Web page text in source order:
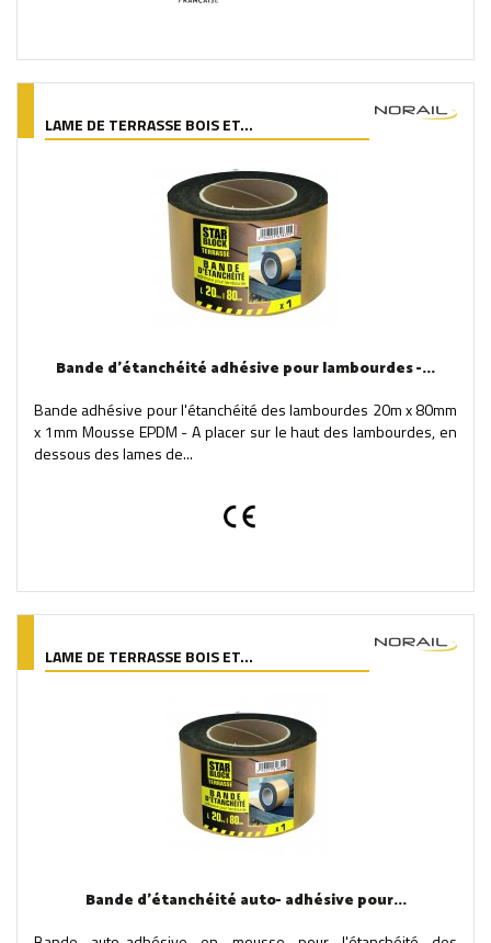
LAME DE TERRASSE BOIS ET...
Bande d'étanchéité adhésive pour lambourdes -...
Bande adhésive pour l'étanchéité des lambourdes 20m x 80mm
x 1mm Mousse EPDM - A placer sur le haut des lambourdes, en
dessous des lames de...
LAME DE TERRASSE BOIS ET...
Bande d'étanchéité auto- adhésive pour...